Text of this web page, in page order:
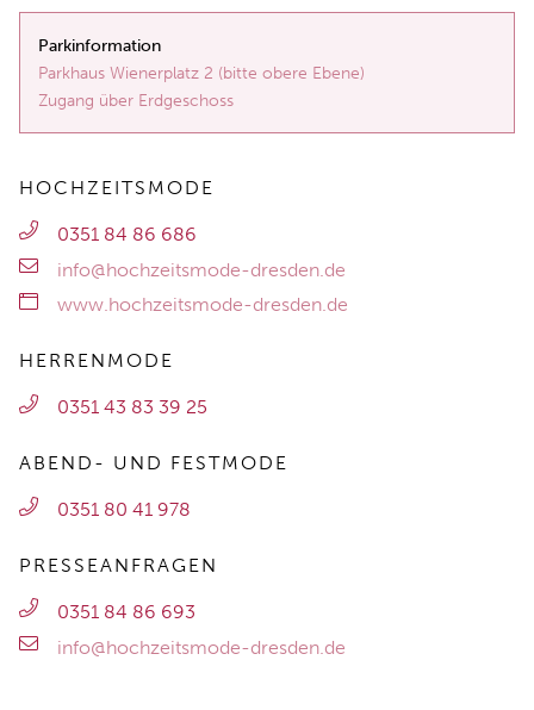
Parkinformation
Parkhaus Wienerplatz 2 (bitte obere Ebene)
Zugang über Erdgeschoss
HOCHZEITSMODE
0351 84 86 686
info@hochzeitsmode-dresden.de
www.hochzeitsmode-dresden.de
HERRENMODE
0351 43 83 39 25
ABEND- UND FESTMODE
0351 80 41 978
PRESSEANFRAGEN
0351 84 86 693
info@hochzeitsmode-dresden.de